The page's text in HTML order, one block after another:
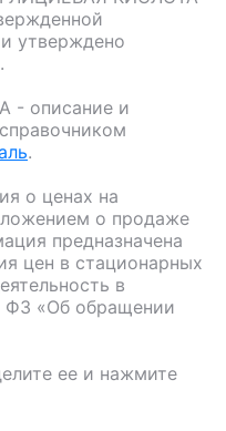
утверждено
- описание и
.
о ценах на
о продаже
предназначена
цен в стационарных
в
ФЗ «Об обращении
ее и нажмите